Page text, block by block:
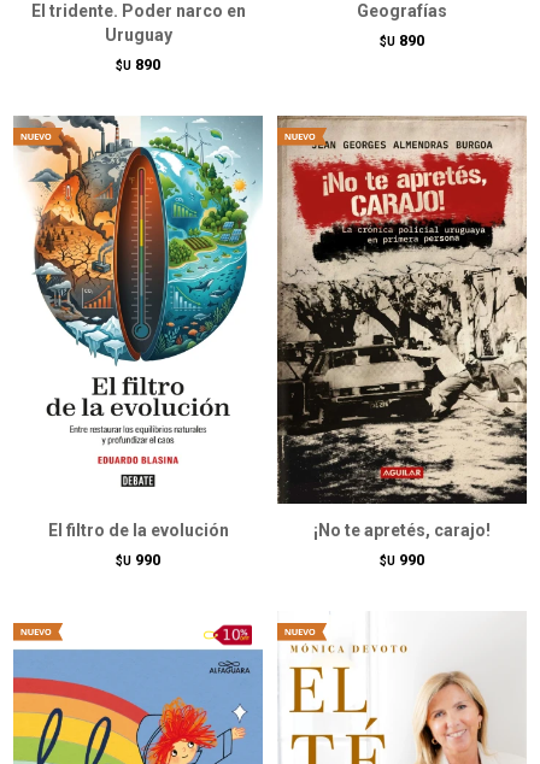
El tridente. Poder narco en
Uruguay
$U 890
Geografías
$U 890
El filtro de la evolución
$U 990
¡No te apretés, carajo!
$U 990